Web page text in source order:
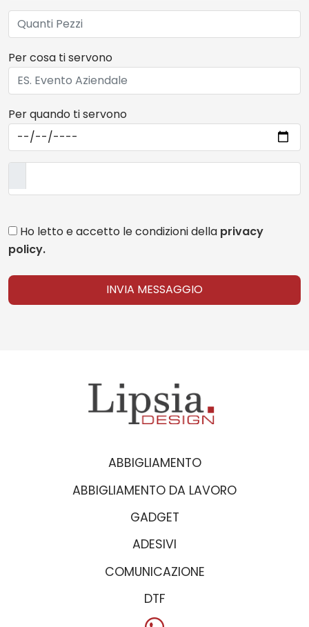
Per cosa ti servono
Per quando ti servono
Ho letto e accetto le condizioni della privacy
policy.
INVIA MESSAGGIO
ABBIGLIAMENTO
ABBIGLIAMENTO DA LAVORO
GADGET
ADESIVI
COMUNICAZIONE
DTF